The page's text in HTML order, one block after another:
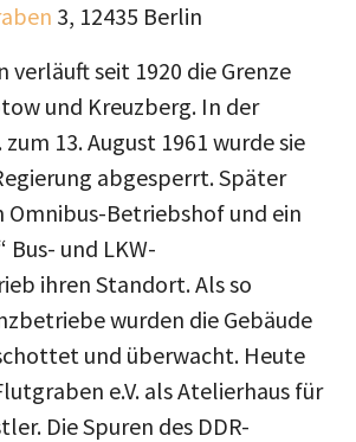
3, 12435 Berlin
verläuft seit 1920 die Grenze
und Kreuzberg. In der
13. August 1961 wurde sie
abgesperrt. Später
Omnibus-Betriebshof und ein
Bus- und LKW-
ihren Standort. Als so
wurden die Gebäude
und überwacht. Heute
e.V. als Atelierhaus für
Die Spuren des DDR-